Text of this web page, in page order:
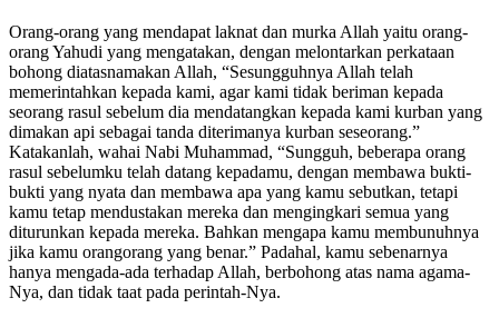
Orang-orang yang mendapat laknat dan murka Allah yaitu orang-
orang Yahudi yang mengatakan, dengan melontarkan perkataan
bohong diatasnamakan Allah, “Sesungguhnya Allah telah
memerintahkan kepada kami, agar kami tidak beriman kepada
seorang rasul sebelum dia mendatangkan kepada kami kurban yang
dimakan api sebagai tanda diterimanya kurban seseorang.”
Katakanlah, wahai Nabi Muhammad, “Sungguh, beberapa orang
rasul sebelumku telah datang kepadamu, dengan membawa bukti-
bukti yang nyata dan membawa apa yang kamu sebutkan, tetapi
kamu tetap mendustakan mereka dan mengingkari semua yang
diturunkan kepada mereka. Bahkan mengapa kamu membunuhnya
jika kamu orangorang yang benar.” Padahal, kamu sebenarnya
hanya mengada-ada terhadap Allah, berbohong atas nama agama-
Nya, dan tidak taat pada perintah-Nya.